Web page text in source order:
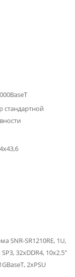
стандартной
SNR-SR1210RE, 1U,
32xDDR4, 10x2.5"
2xPSU